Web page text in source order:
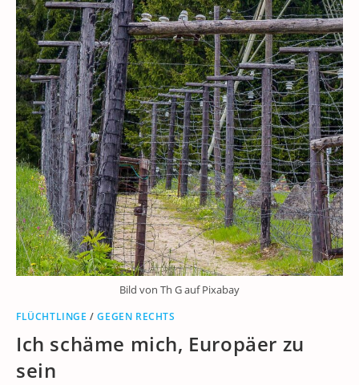
Bild von Th G auf Pixabay
FLÜCHTLINGE /GEGEN RECHTS
Ich schäme mich, Europäer zu
sein